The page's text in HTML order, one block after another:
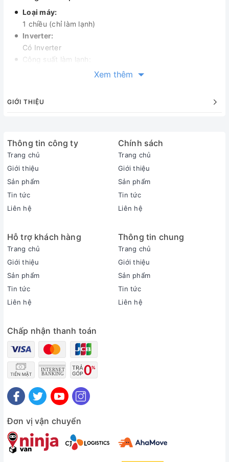
Loại máy:
1 chiều (chỉ làm lạnh)
Inverter:
Có Inverter
Công suất làm lạnh:
Độ ồn trung bình (được đo trong phòng thí nghiệm):
2026
Sản xuất tại:
Dàn nóng Thái Lan/ Dàn Lạnh Hàn Quốc
Thời gian bảo hành cục lạnh, cục nóng:
Máy nén 2 năm
Ống dẫn gas bằng Đồng - Lá tản nhiệt bằng Nhôm phủ
lớp Gold-Fin
Loại Gas:
R-32
Mức tiêu thụ điện năng
Tiêu thụ điện:
Smart Inverter
Khả năng lọc không khí
Lọc bụi, kháng khuẩn, khử mùi:
Màng lọc sơ cấpLọc tĩnh điện
Công nghệ làm lạnh
Hướng gió 360 độ
Công nghệ làm lạnh nhanh:
Có
Xem thêm
GIỚI THIỆU
Thông tin công ty
Trang chủ
Giới thiệu
Sản phẩm
Tin tức
Liên hệ
Chính sách
Trang chủ
Giới thiệu
Sản phẩm
Tin tức
Liên hệ
Hỗ trợ khách hàng
Trang chủ
Giới thiệu
Sản phẩm
Tin tức
Liên hệ
Thông tin chung
Trang chủ
Giới thiệu
Sản phẩm
Tin tức
Liên hệ
Chấp nhận thanh toán
Đơn vị vận chuyển